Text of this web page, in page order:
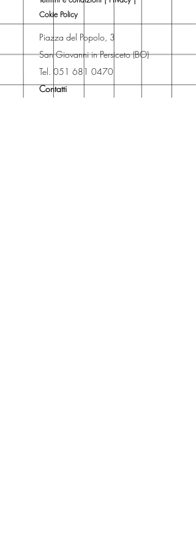
spedizione con corriere o se
risparmiare sulle spese di
spedizione e ritirare il libro presso
Libreria degli Orsi, Piazza del
Popolo 3, 40017
San Giovanni in Persiceto (BO).
Cokie Policy
Piazza del Popolo, 3
San Giovanni in Persiceto (BO)
Tel. 051 681 0470
Contatti